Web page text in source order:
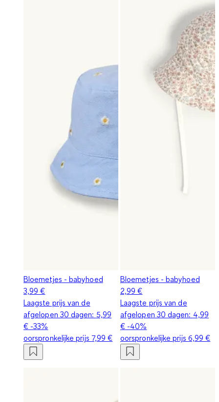
Bloemetjes - babyhoed
3,99 €
Laagste prijs van de
afgelopen 30 dagen: 5,99
€ -33%
oorspronkelijke prijs 7,99 €
Bloemetjes - babyhoed
2,99 €
Laagste prijs van de
afgelopen 30 dagen: 4,99
€ -40%
oorspronkelijke prijs 6,99 €